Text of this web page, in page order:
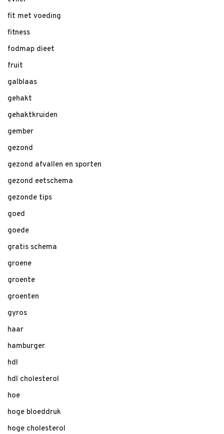
fit met voeding
fitness
fodmap dieet
fruit
galblaas
gehakt
gehaktkruiden
gember
gezond
gezond afvallen en sporten
gezond eetschema
gezonde tips
goed
goede
gratis schema
groene
groente
groenten
gyros
haar
hamburger
hdl
hdl cholesterol
hoe
hoge bloeddruk
hoge cholesterol